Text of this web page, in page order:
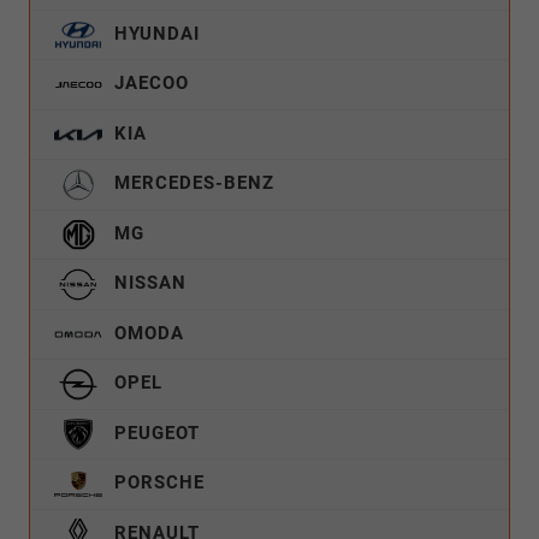
HYUNDAI
JAECOO
KIA
MERCEDES-BENZ
MG
NISSAN
OMODA
OPEL
PEUGEOT
PORSCHE
RENAULT